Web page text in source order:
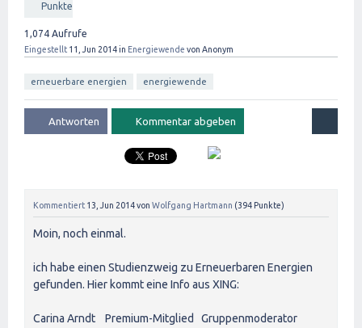
Punkte
1,074 Aufrufe
Eingestellt 11, Jun 2014in Energiewende von Anonym
erneuerbare energien energiewende
Kommentiert 13, Jun 2014von Wolfgang Hartmann (394 Punkte)
Moin, noch einmal.
ich habe einen Studienzweig zu Erneuerbaren Energien
gefunden. Hier kommt eine Info aus XING:
Carina Arndt Premium-Mitglied Gruppenmoderator